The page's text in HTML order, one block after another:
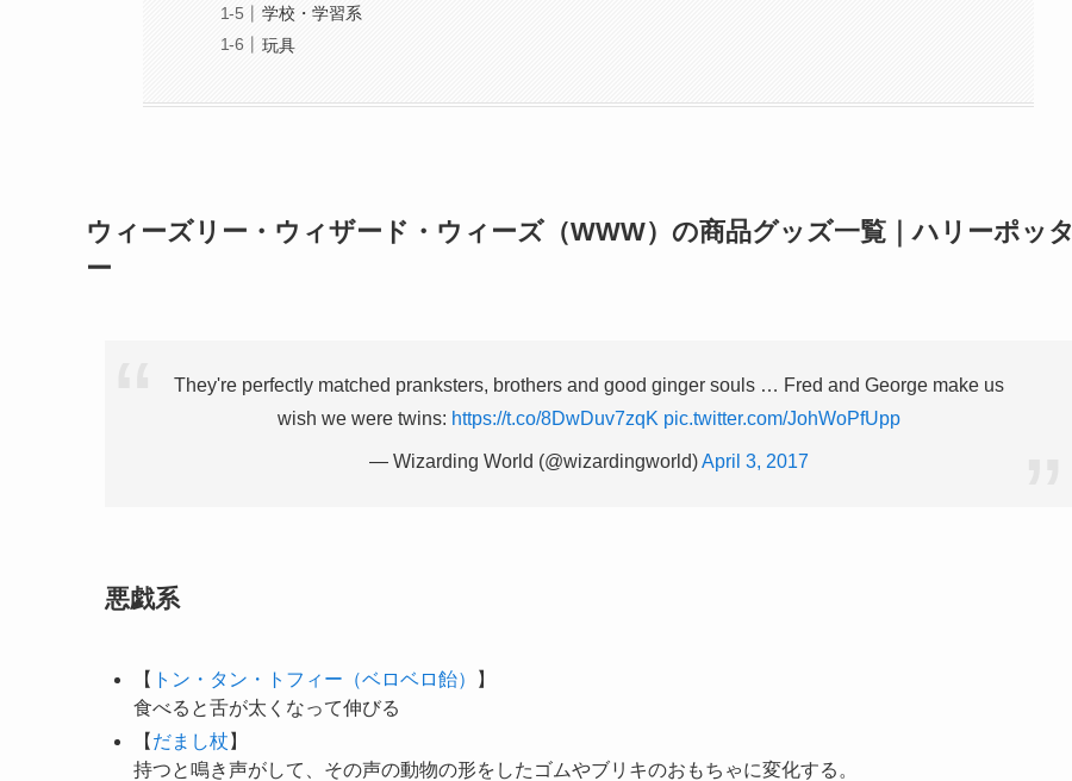
学校・学習系
玩具
ウィーズリー・ウィザード・ウィーズ（WWW）の商品グッズ一覧｜ハリーポッタ
ー
They're perfectly matched pranksters, brothers and good ginger souls … Fred and George make us
wish we were twins: https://t.co/8DwDuv7zqK pic.twitter.com/JohWoPfUpp
— Wizarding World (@wizardingworld)April 3, 2017
悪戯系
【 トン・タン・トフィー（ベロベロ飴）
】
食べると舌が太くなって伸びる
【 だまし杖 】
持つと鳴き声がして、その声の動物の形をしたゴムやブリキのおもちゃに変化する。